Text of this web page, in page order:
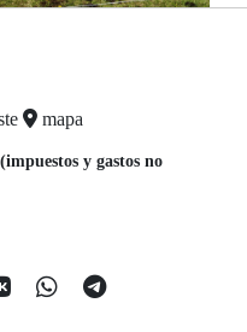
mapa
(impuestos y gastos no